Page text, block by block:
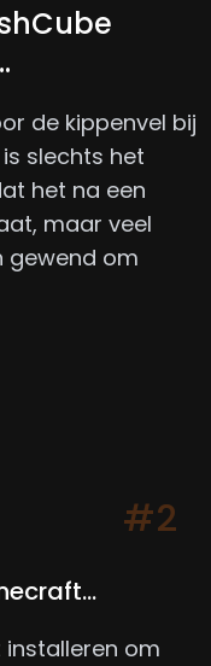
de kippenvel bij
slechts het
het na een
maar veel
gewend om
#2
installeren om